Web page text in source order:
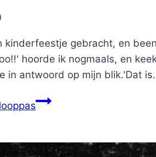
kinderfeestje gebracht, en
hoorde ik nogmaals, en
in antwoord op mijn blik.'Dat